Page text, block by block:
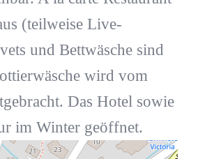
(teilweise Live-
und Bettwäsche sind
wird vom
Das Hotel sowie
im Winter geöffnet.